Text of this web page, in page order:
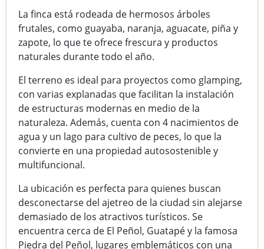
La finca está rodeada de hermosos árboles
frutales, como guayaba, naranja, aguacate, piña y
zapote, lo que te ofrece frescura y productos
naturales durante todo el año.
El terreno es ideal para proyectos como glamping,
con varias explanadas que facilitan la instalación
de estructuras modernas en medio de la
naturaleza. Además, cuenta con 4 nacimientos de
agua y un lago para cultivo de peces, lo que la
convierte en una propiedad autosostenible y
multifuncional.
La ubicación es perfecta para quienes buscan
desconectarse del ajetreo de la ciudad sin alejarse
demasiado de los atractivos turísticos. Se
encuentra cerca de El Peñol, Guatapé y la famosa
Piedra del Peñol, lugares emblemáticos con una